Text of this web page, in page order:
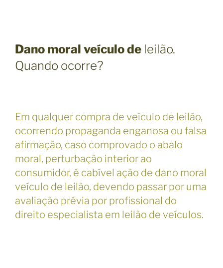
Dano moral veículo de leilão.
Quando ocorre?
Em qualquer compra de veículo de leilão,
ocorrendo propaganda enganosa ou falsa
afirmação, caso comprovado o abalo
moral, perturbação interior ao
consumidor, é cabível ação de dano moral
veículo de leilão, devendo passar por uma
avaliação prévia por profissional do
direito especialista em leilão de veículos.